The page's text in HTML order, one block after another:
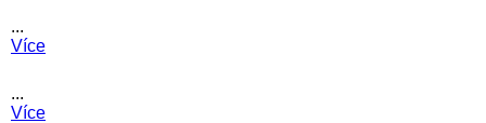
...
Více
...
Více